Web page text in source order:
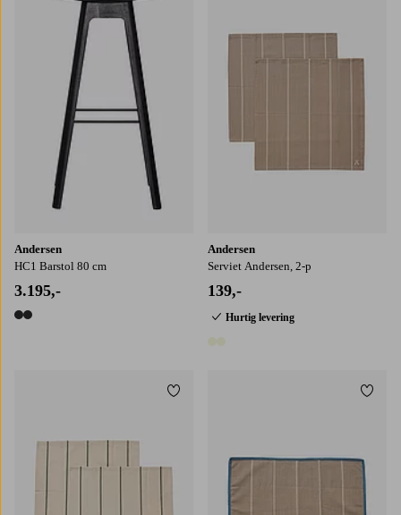
Andersen
HC1 Barstol 80 cm
3.195,-
2 farver
Andersen
Serviet Andersen, 2-p
139,-
Hurtig levering
Tilføj til favoritter